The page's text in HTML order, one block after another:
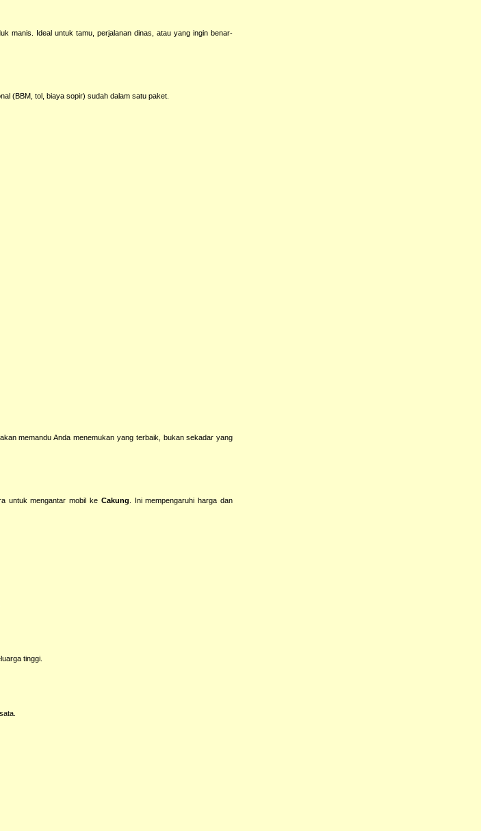
manis. Ideal untuk tamu, perjalanan dinas, atau yang ingin benar-
(BBM, tol, biaya sopir) sudah dalam satu paket.
akan memandu Anda menemukan yang terbaik, bukan sekadar yang
untuk mengantar mobil ke Cakung . Ini mempengaruhi harga dan
tinggi.